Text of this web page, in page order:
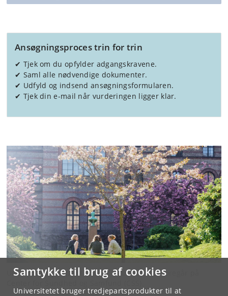
Samtykke til brug af cookies
Universitetet bruger tredjepartsprodukter til at
Ansøgningsproces trin for trin
✔ Tjek om du opfylder adgangskravene.
✔ Saml alle nødvendige dokumenter.
✔ Udfyld og indsend ansøgningsformularen.
✔ Tjek din e-mail når vurderingen ligger klar.
Undervisningen på Master of Public Health foregår på